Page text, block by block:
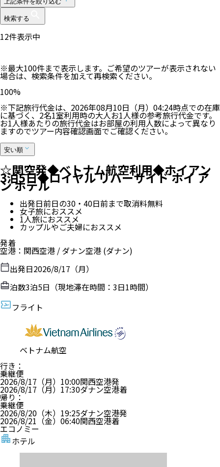
検索する
12件表示中
※最大100件まで表示します。ご希望のツアーが表示されない
場合は、検索条件を加えて再検索ください。
100%
※下記旅行代金は、 2026年08月10日（月）04:24時点での在庫
に基づく、2名1室利用時の大人お1人様の参考旅行代金です。
お1人様あたりの旅行代金はお部屋の利用人数によって異なり
ますのでツアー内容確認画面でご確認ください。
安い順
☆関空発◆ベトナム航空利用◆ホイアン
3泊5日◆ロイヤル リバーサイド ホイ ア
ン ホテル
出発日前日の30・40日前まで取消料無料
女子旅におススメ
1人旅におススメ
カップルやご夫婦におススメ
発着
空港 ： 関西空港 / ダナン空港 (ダナン)
出発日2026/8/17（月）
泊数3泊5日（現地滞在時間： 3日1時間）
フライト
ベトナム航空
行き ：
乗継便
2026/8/17（月） 10:00関西空港発
2026/8/17（月） 17:30ダナン空港着
帰り ：
乗継便
2026/8/20（木） 19:25ダナン空港発
2026/8/21（金） 06:40関西空港着
エコノミー
ホテル